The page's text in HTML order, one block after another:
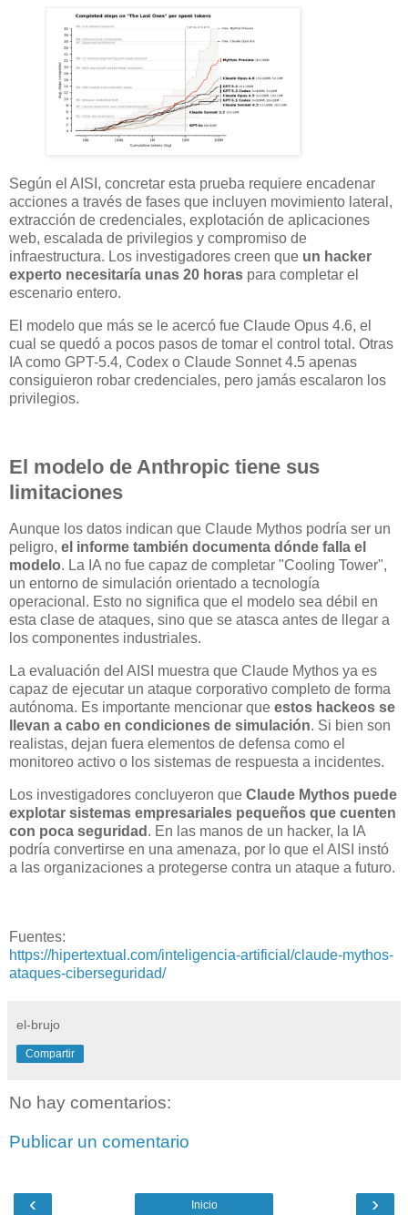
Según el AISI, concretar esta prueba requiere encadenar
acciones a través de fases que incluyen movimiento lateral,
extracción de credenciales, explotación de aplicaciones
web, escalada de privilegios y compromiso de
infraestructura. Los investigadores creen que un hacker
experto necesitaría unas 20 horas para completar el
escenario entero.
El modelo que más se le acercó fue Claude Opus 4.6, el
cual se quedó a pocos pasos de tomar el control total. Otras
IA como GPT-5.4, Codex o Claude Sonnet 4.5 apenas
consiguieron robar credenciales, pero jamás escalaron los
privilegios.
El modelo de Anthropic tiene sus
limitaciones
Aunque los datos indican que Claude Mythos podría ser un
peligro, el informe también documenta dónde falla el
modelo. La IA no fue capaz de completar "Cooling Tower",
un entorno de simulación orientado a tecnología
operacional. Esto no significa que el modelo sea débil en
esta clase de ataques, sino que se atasca antes de llegar a
los componentes industriales.
La evaluación del AISI muestra que Claude Mythos ya es
capaz de ejecutar un ataque corporativo completo de forma
autónoma. Es importante mencionar que estos hackeos se
llevan a cabo en condiciones de simulación. Si bien son
realistas, dejan fuera elementos de defensa como el
monitoreo activo o los sistemas de respuesta a incidentes.
Los investigadores concluyeron que Claude Mythos puede
explotar sistemas empresariales pequeños que cuenten
con poca seguridad . En las manos de un hacker, la IA
podría convertirse en una amenaza, por lo que el AISI instó
a las organizaciones a protegerse contra un ataque a futuro.
Fuentes:
https://hipertextual.com/inteligencia-artificial/claude-mythos-
ataques-ciberseguridad/
el-brujo
Compartir
No hay comentarios:
Publicar un comentario
‹ ›
Inicio